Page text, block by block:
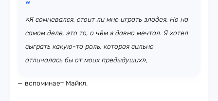
«Я сомневался, стоит ли мне играть злодея. Но на
самом деле, это то, о чём я давно мечтал. Я хотел
сыграть какую-то роль, которая сильно
отличалась бы от моих предыдущих»,
— вспоминает Майкл.